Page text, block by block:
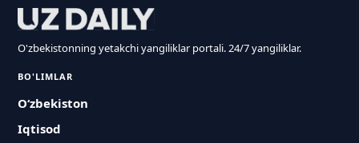
O'zbekistonning yetakchi yangiliklar portali. 24/7 yangiliklar.
BO'LIMLAR
O‘zbekiston
Iqtisod